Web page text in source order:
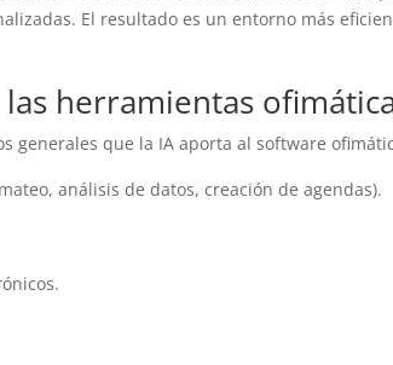
El resultado es un entorno más
herramientas
generales que la IA aporta al software
análisis de datos, creación de agendas).